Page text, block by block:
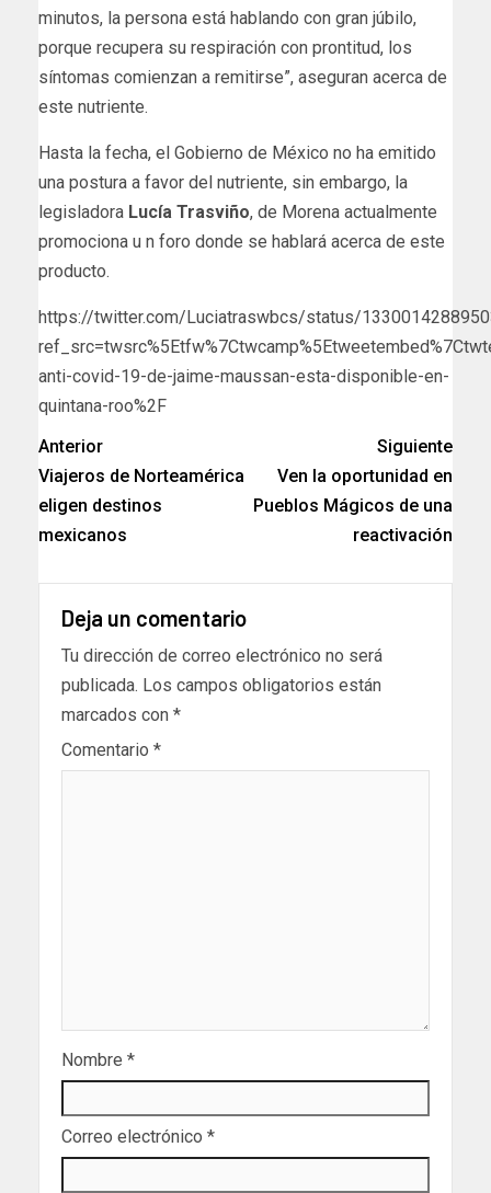
minutos, la persona está hablando con gran júbilo,
porque recupera su respiración con prontitud, los
síntomas comienzan a remitirse”, aseguran acerca de
este nutriente.
Hasta la fecha, el Gobierno de México no ha emitido
una postura a favor del nutriente, sin embargo, la
legisladora Lucía Trasviño, de Morena actualmente
promociona u n foro donde se hablará acerca de este
producto.
https://twitter.com/Luciatraswbcs/status/
anti-covid-19-de-jaime-maussan-esta-disponible-en-
quintana-roo%2F
Anterior
Viajeros de Norteamérica
eligen destinos
mexicanos
Siguiente
Ven la oportunidad en
Pueblos Mágicos de una
reactivación
Deja un comentario
Tu dirección de correo electrónico no será
publicada. Los campos obligatorios están
marcados con *
Comentario *
Nombre *
Correo electrónico *